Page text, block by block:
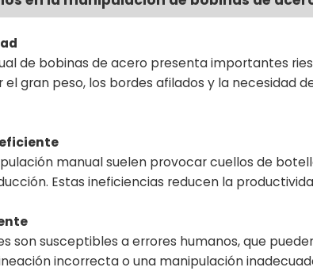
de bobinas de acero presenta importantes
el gran peso, los bordes afilados y la necesidad
manual suelen provocar cuellos de
Estas ineficiencias reducen la
son susceptibles a errores humanos, que
incorrecta o una manipulación